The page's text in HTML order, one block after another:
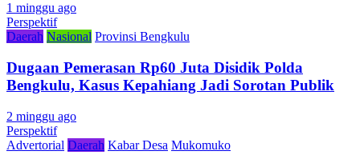
1 minggu ago
Perspektif
Daerah Nasional Provinsi Bengkulu
Dugaan Pemerasan Rp60 Juta Disidik Polda
Bengkulu, Kasus Kepahiang Jadi Sorotan Publik
2 minggu ago
Perspektif
Advertorial Daerah Kabar Desa Mukomuko